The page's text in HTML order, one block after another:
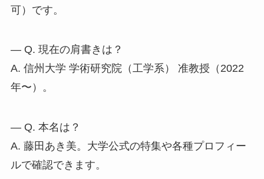
可）です。
— Q. 現在の肩書きは？
A. 信州大学 学術研究院（工学系） 准教授（2022
年〜）。
— Q. 本名は？
A. 藤田あき美。大学公式の特集や各種プロフィー
ルで確認できます。